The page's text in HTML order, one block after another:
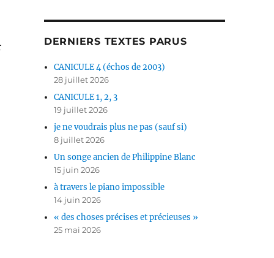
DERNIERS TEXTES PARUS
CANICULE 4 (échos de 2003)
28 juillet 2026
CANICULE 1, 2, 3
19 juillet 2026
je ne voudrais plus ne pas (sauf si)
8 juillet 2026
Un songe ancien de Philippine Blanc
15 juin 2026
à travers le piano impossible
14 juin 2026
« des choses précises et précieuses »
25 mai 2026